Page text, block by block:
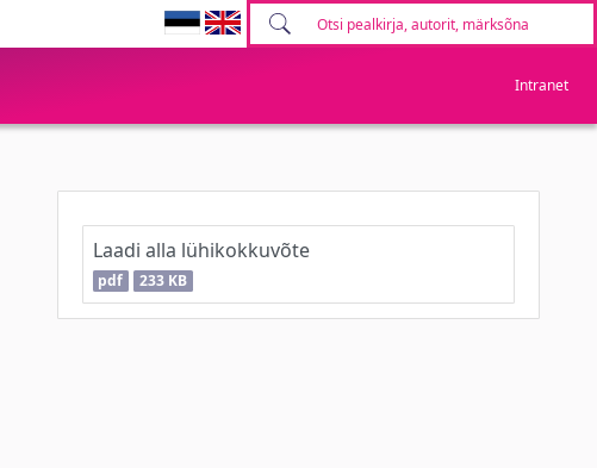
Intranet
Laadi alla lühikokkuvõte
pdf 233 KB